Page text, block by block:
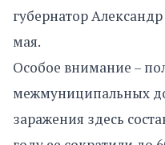
губернатор
мая.
Особое внимание –
межмуниципальных
заражения здесь